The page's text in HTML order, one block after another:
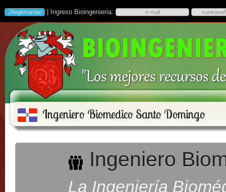
| Ingreso Bioingenieria:
Ingeniero Biomedico Santo Domingo
Ingeniero
La Ingeniería